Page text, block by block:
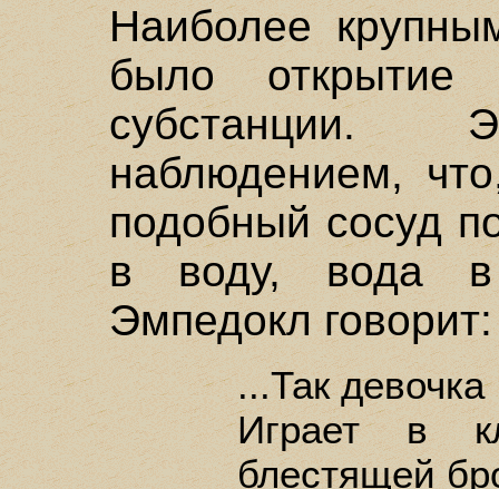
Наиболее
было открытие
наблюдением,
подобный сосуд
в воду, вода в
Эмпедокл говорит:
...Так девочка
Играет в
блестящей